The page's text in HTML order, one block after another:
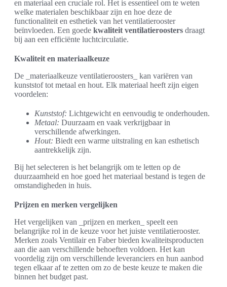
en materiaal een cruciale rol. Het is essentieel om te weten
welke materialen beschikbaar zijn en hoe deze de
functionaliteit en esthetiek van het ventilatierooster
beïnvloeden. Een goede kwaliteit ventilatieroosters draagt
bij aan een efficiënte luchtcirculatie.
Kwaliteit en materiaalkeuze
De _materiaalkeuze ventilatieroosters_ kan variëren van
kunststof tot metaal en hout. Elk materiaal heeft zijn eigen
voordelen:
Kunststof: Lichtgewicht en eenvoudig te onderhouden.
Metaal: Duurzaam en vaak verkrijgbaar in
verschillende afwerkingen.
Hout: Biedt een warme uitstraling en kan esthetisch
aantrekkelijk zijn.
Bij het selecteren is het belangrijk om te letten op de
duurzaamheid en hoe goed het materiaal bestand is tegen de
omstandigheden in huis.
Prijzen en merken vergelijken
Het vergelijken van _prijzen en merken_ speelt een
belangrijke rol in de keuze voor het juiste ventilatierooster.
Merken zoals Ventilair en Faber bieden kwaliteitsproducten
aan die aan verschillende behoeften voldoen. Het kan
voordelig zijn om verschillende leveranciers en hun aanbod
tegen elkaar af te zetten om zo de beste keuze te maken die
binnen het budget past.